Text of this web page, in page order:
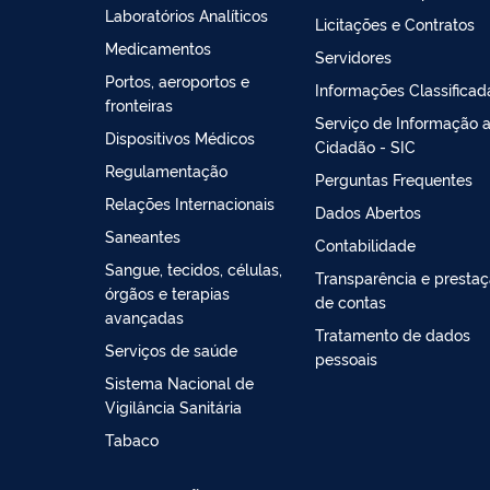
Laboratórios Analíticos
Medicamentos
Portos, aeroportos e
fronteiras
Dispositivos Médicos
Regulamentação
Relações Internacionais
Saneantes
Sangue, tecidos, células,
órgãos e terapias
avançadas
Serviços de saúde
Sistema Nacional de
Vigilância Sanitária
Tabaco
Licitações e Contratos
Servidores
Informações
Serviço de Informação
Cidadão - SIC
Perguntas Frequentes
Dados Abertos
Contabilidade
Transparência e
de contas
Tratamento de dados
pessoais